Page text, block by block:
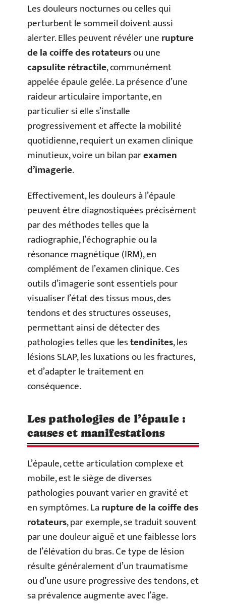
Les douleurs nocturnes ou celles qui
perturbent le sommeil doivent aussi
alerter. Elles peuvent révéler unerupture
de la coiffe des rotateursou une
capsulite rétractile, communément
appelée épaule gelée. La présence d’une
raideur articulaire importante, en
particulier si elle s’installe
progressivement et affecte la mobilité
quotidienne, requiert un examen clinique
minutieux, voire un bilan parexamen
d’imagerie.
Effectivement, les douleurs à l’épaule
peuvent être diagnostiquées précisément
par des méthodes telles que la
radiographie, l’échographie ou la
résonance magnétique (IRM), en
complément de l’examen clinique. Ces
outils d’imagerie sont essentiels pour
visualiser l’état des tissus mous, des
tendons et des structures osseuses,
permettant ainsi de détecter des
pathologies telles que lestendinites, les
lésions SLAP, les luxations ou les fractures,
et d’adapter le traitement en
conséquence.
Les pathologies de l’épaule :
causes et manifestations
L’épaule, cette articulation complexe et
mobile, est le siège de diverses
pathologies pouvant varier en gravité et
en symptômes. Larupture de la coiffe des
rotateurs, par exemple, se traduit souvent
par une douleur aiguë et une faiblesse lors
de l’élévation du bras. Ce type de lésion
résulte généralement d’un traumatisme
ou d’une usure progressive des tendons, et
sa prévalence augmente avec l’âge.